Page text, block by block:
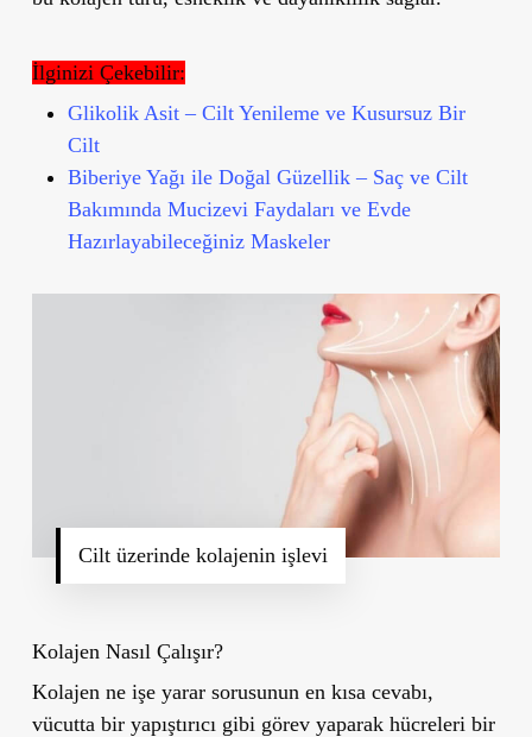
İlginizi Çekebilir:
Glikolik Asit – Cilt Yenileme ve Kusursuz Bir
Cilt
Biberiye Yağı ile Doğal Güzellik – Saç ve Cilt
Bakımında Mucizevi Faydaları ve Evde
Hazırlayabileceğiniz Maskeler
Cilt üzerinde kolajenin işlevi
Kolajen Nasıl Çalışır?
Kolajen ne işe yarar sorusunun en kısa cevabı,
vücutta bir yapıştırıcı gibi görev yaparak hücreleri bir